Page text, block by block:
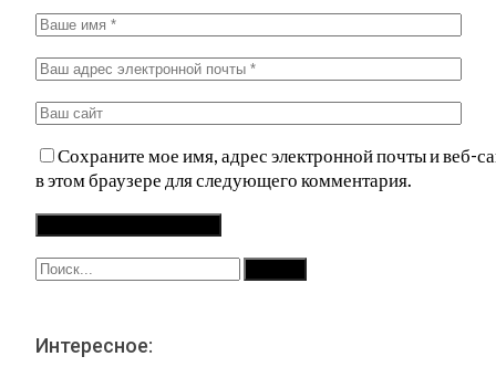
Сохраните мое имя, адрес электронной почты и веб-
в этом браузере для следующего комментария.
Интересное: